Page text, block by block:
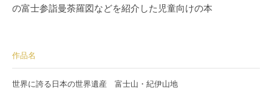
の富士参詣曼荼羅図などを紹介した児童向けの本
作品名
世界に誇る日本の世界遺産 富士山・紀伊山地